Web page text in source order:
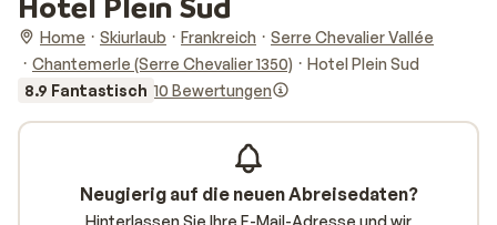
Home Skiurlaub Frankreich
Serre Chevalier Vallée
Chantemerle (Serre Chevalier 1350)
Hotel Plein Sud
8.9 Fantastisch 10 Bewertungen
Neugierig auf die neuen Abreisedaten?
Hinterlassen Sie Ihre E-Mail-Adresse und wir